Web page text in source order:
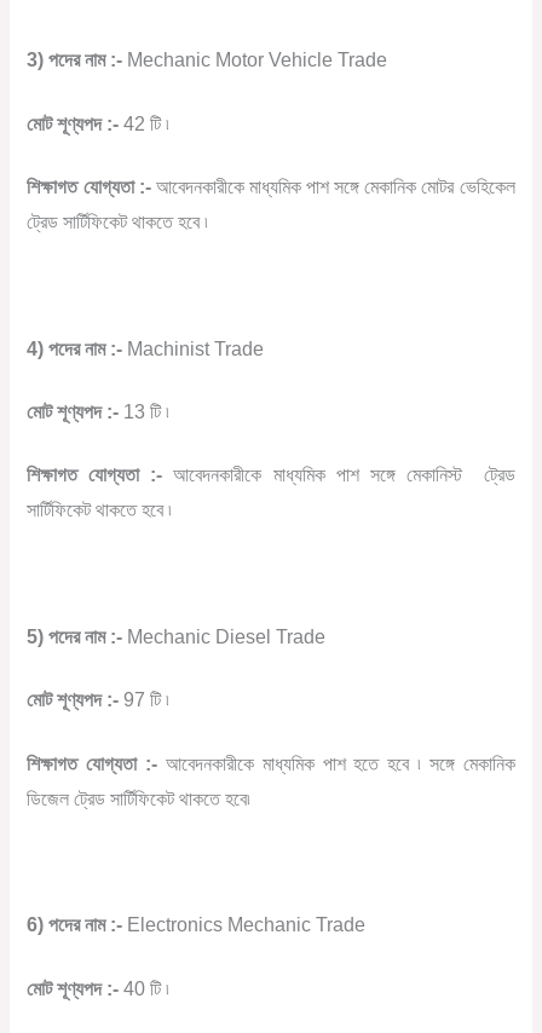
3) পদের নাম :- Mechanic Motor Vehicle Trade
মোট শূণ্যপদ :- 42 টি ৷
শিক্ষাগত যোগ্যতা :- আবেদনকারীকে মাধ্যমিক পাশ সঙ্গে মেকানিক মোটর ভেহিকেল
ট্রেড সার্টিফিকেট থাকতে হবে ৷
4) পদের নাম :- Machinist Trade
মোট শূণ্যপদ :- 13 টি ৷
শিক্ষাগত যোগ্যতা :- আবেদনকারীকে মাধ্যমিক পাশ সঙ্গে মেকানিস্ট ট্রেড
সার্টিফিকেট থাকতে হবে ৷
5) পদের নাম :- Mechanic Diesel Trade
মোট শূণ্যপদ :- 97 টি ৷
শিক্ষাগত যোগ্যতা :- আবেদনকারীকে মাধ্যমিক পাশ হতে হবে ৷ সঙ্গে মেকানিক
ডিজেল ট্রেড সার্টিফিকেট থাকতে হবে৷
6) পদের নাম :- Electronics Mechanic Trade
মোট শূণ্যপদ :- 40 টি ৷